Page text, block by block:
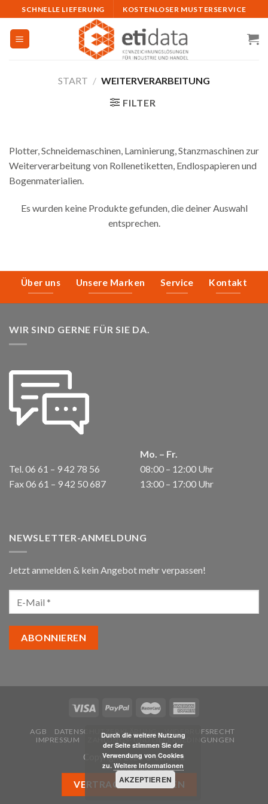
to
content
SCHNELLE LIEFERUNG KOSTENLOSER MUSTERSERVICE
START / WEITERVERARBEITUNG
FILTER
Plotter, Schneidemaschinen, Laminierung, Stanzmaschinen zur
Weiterverarbeitung von Rollenetiketten, Endlospapieren und
Bogenmaterialien.
Es wurden keine Produkte gefunden, die deiner Auswahl
entsprechen.
Über uns Unsere Marken Service Kontakt
WIR SIND GERNE FÜR SIE DA.
Tel. 06 61 – 9 42 78 56
Fax 06 61 – 9 42 50 687
Mo. – Fr.
08:00 – 12:00 Uhr
13:00 – 17:00 Uhr
NEWSLETTER-ANMELDUNG
Jetzt anmelden & kein Angebot mehr verpassen!
AGB DATENSCHUTZERKLÄRUNG
WIDERRUFSRECHT
IMPRESSUM
ZAHLUNGS- UND LIEFERBEDINGUNGEN
Copyright 2026 ©etidata
VERTRAG WIDERRUFEN
Durch die weitere Nutzung
der Seite stimmen Sie der
Verwendung von Cookies
zu. Weitere Informationen
AKZEPTIEREN